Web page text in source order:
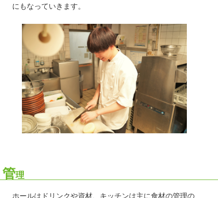
にもなっていきます。
管理
ホールはドリンクや資材、キッチンは主に食材の管理の